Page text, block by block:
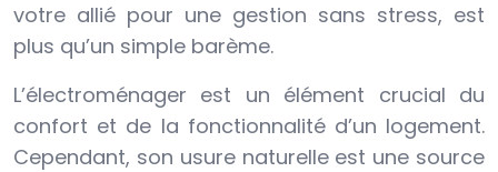
votre allié pour une gestion sans stress, est
plus qu’un simple barème.
L’électroménager est un élément crucial du
confort et de la fonctionnalité d’un logement.
Cependant, son usure naturelle est une source